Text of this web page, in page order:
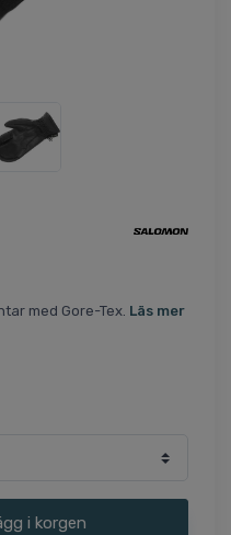
med Gore-Tex. Läs mer
i korgen